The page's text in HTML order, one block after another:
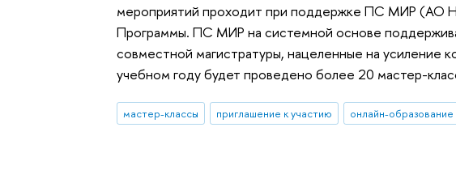
мероприятий проходит при поддержке ПС МИР (АО
Программы. ПС МИР на системной основе
совместной магистратуры, нацеленные на усиление
учебном году будет проведено более 20 мастер-
мастер-классы приглашение к участию онлайн-образование